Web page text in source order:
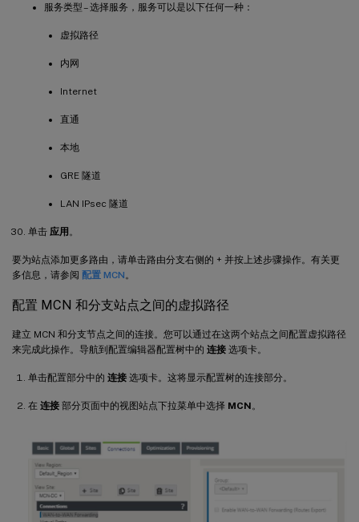
服务类型 – 选择服务，服务可以是以下任何一种：
虚拟路径
内网
Internet
直通
本地
GRE 隧道
LAN IPsec 隧道
单击 应用 。
要为站点添加更多路由，请单击路由分支右侧的 + 并按上述步骤操作。有关更
多信息，请参阅 配置 MCN。
配置 MCN 和分支站点之间的虚拟路径
建立 MCN 和分支节点之间的连接。您可以通过在这两个站点之间配置虚拟路径
来完成此操作。导航到配置编辑器配置树中的 连接 选项卡。
单击配置部分中的 连接 选项卡。这将显示配置树的连接部分。
在 连接 部分页面中的视图站点下拉菜单中选择 MCN。